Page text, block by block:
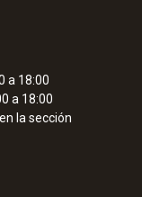
a 18:00
a 18:00
la sección